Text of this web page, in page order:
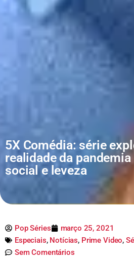
5X Comédia: série
realidade da
social e leveza
Pop Séries
março 25, 2021
Especiais, Notícias, Prime Video,
Sem Comentários